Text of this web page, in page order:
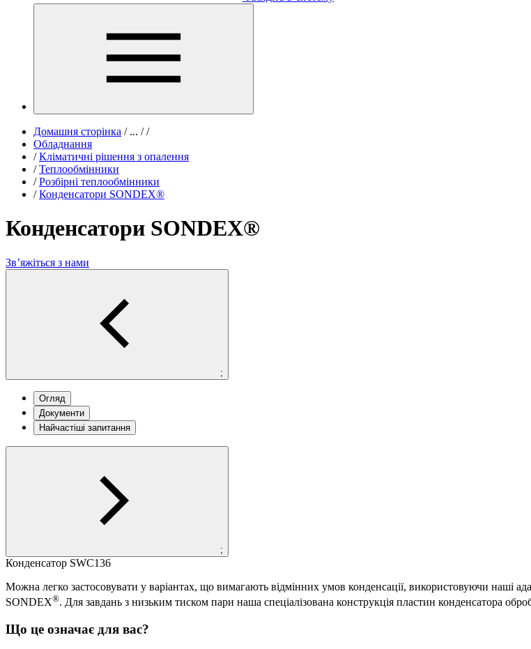
Домашня сторінка /... / /
Обладнання
/ Кліматичні рішення з опалення
/ Теплообмінники
/ Розбірні теплообмінники
/ Конденсатори SONDEX®
Конденсатори SONDEX®
Зв’яжіться з нами
;
Огляд
Документи
Найчастіші запитання
;
Конденсатор SWC136
Можна легко застосовувати у варіантах, що вимагають відмінних умов конденсації, використовуючи наші
SONDEX®. Для завдань з низьким тиском пари наша спеціалізована конструкція пластин конденсатора
Що це означає для вас?